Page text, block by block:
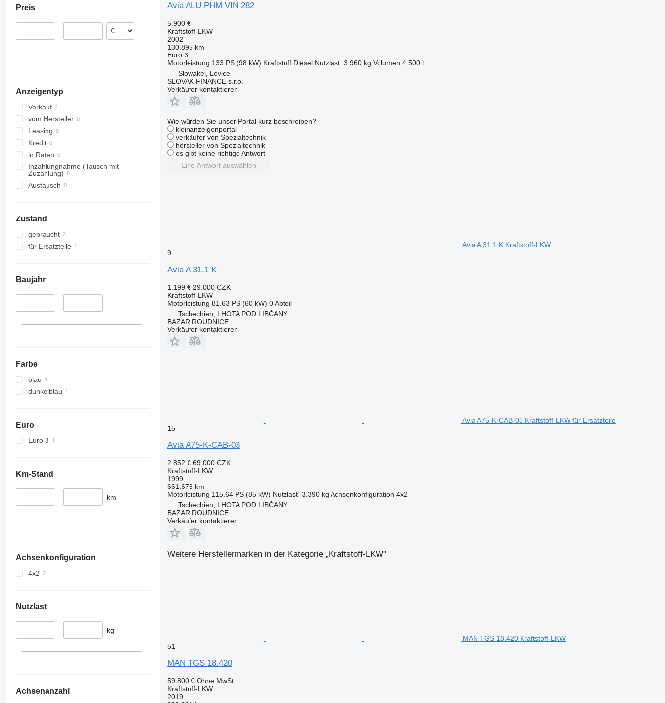
Preis
–
Anzeigentyp
Verkauf
vom Hersteller
Leasing
Kredit
in Raten
Inzahlungnahme (Tausch mit
Zuzahlung)
Austausch
Zustand
gebraucht
für Ersatzteile
Baujahr
–
Farbe
blau
dunkelblau
Euro
Euro 3
Km-Stand
– km
Achsenkonfiguration
4x2
Nutzlast
– kg
Achsenanzahl
Avia ALU PHM VIN 282
5.900 €
Kraftstoff-LKW
2002
130.895 km
Euro 3
Motorleistung 133 PS (98 kW) Kraftstoff Diesel Nutzlast 3.960 kg Volumen 4.500 l
Slowakei, Levice
SLOVAK FINANCE s.r.o.
Verkäufer kontaktieren
Wie würden Sie unser Portal kurz beschreiben?
kleinanzeigenportal
verkäufer von Spezialtechnik
hersteller von Spezialtechnik
es gibt keine richtige Antwort
Eine Antwort auswählen
Avia A 31.1 K Kraftstoff-LKW
9
Avia A 31.1 K
1.199 € 29.000 CZK
Kraftstoff-LKW
Motorleistung 81.63 PS (60 kW) 0 Abteil
Tschechien, LHOTA POD LIBČANY
BAZAR ROUDNICE
Verkäufer kontaktieren
Avia A75-K-CAB-03 Kraftstoff-LKW für Ersatzteile
15
Avia A75-K-CAB-03
2.852 € 69.000 CZK
Kraftstoff-LKW
1999
661.676 km
Motorleistung 115.64 PS (85 kW) Nutzlast 3.390 kg Achsenkonfiguration 4x2
Tschechien, LHOTA POD LIBČANY
BAZAR ROUDNICE
Verkäufer kontaktieren
Weitere Herstellermarken in der Kategorie „Kraftstoff-LKW"
MAN TGS 18.420 Kraftstoff-LKW
51
MAN TGS 18.420
59.800 € Ohne MwSt.
Kraftstoff-LKW
2019